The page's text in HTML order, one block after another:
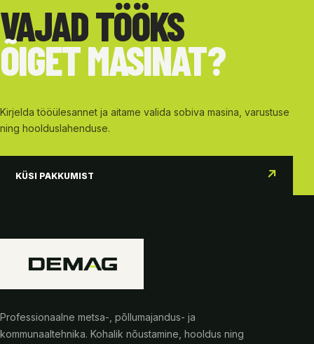
VAJAD TÖÖKS
ÕIGET MASINAT?
Kirjelda tööülesannet ja aitame valida sobiva masina, varustuse
ning hoolduslahenduse.
KÜSI PAKKUMIST ↗
Professionaalne metsa-, põllumajandus- ja
kommunaaltehnika. Kohalik nõustamine, hooldus ning